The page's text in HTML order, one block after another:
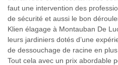
faut une intervention des
de sécurité et aussi le bon
Klien élagage à Montauban De
leurs jardiniers dotés d’une
de dessouchage de racine en
Tout cela avec un prix abordable